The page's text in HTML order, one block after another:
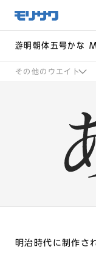
メ
ニュー
飛ばし
へ移動
游明朝体五号かな M
その他のウエイト
明治時代に制作さ